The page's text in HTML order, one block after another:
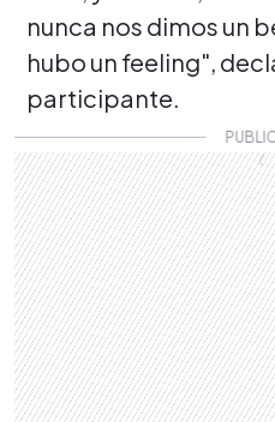
nunca nos dimos un
hubo un feeling",
participante.